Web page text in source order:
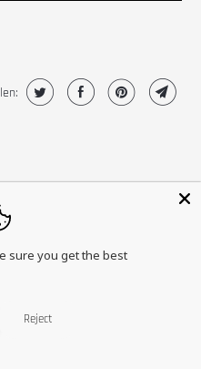
sure you get the best
Reject